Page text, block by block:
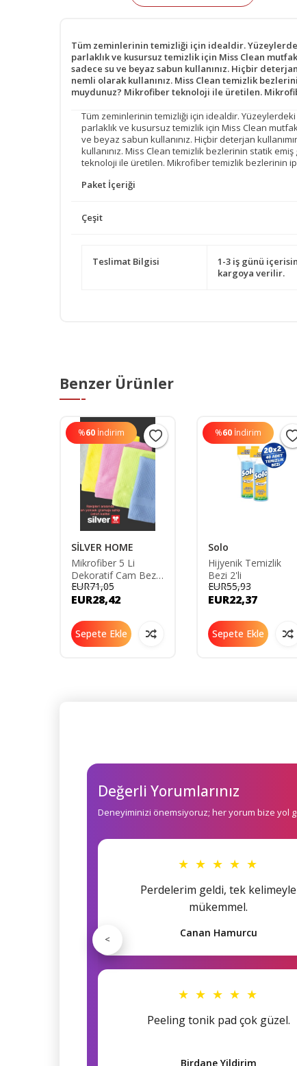
Tüm zeminlerinin temizliği için idealdir.
parlaklık ve kusursuz temizlik için Miss Clean
sadece su ve beyaz sabun kullanınız. Hiçbir
nemli olarak kullanınız. Miss Clean temizlik
muydunuz? Mikrofiber teknoloji ile üretilen.
Tüm zeminlerinin temizliği için idealdir. Yüzeylerdeki
parlaklık ve kusursuz temizlik için Miss Clean
ve beyaz sabun kullanınız. Hiçbir deterjan
kullanınız. Miss Clean temizlik bezlerinin statik
teknoloji ile üretilen. Mikrofiber temizlik bezlerinin
Paket İçeriği
Çeşit
Teslimat Bilgisi
1-3 iş günü
kargoya verilir.
Benzer Ürünler
%60 İndirim
SİLVER HOME
Mikrofiber 5 Li
Dekoratif Cam Bezi
42*68- Asorti
EUR71,05
EUR28,42
Sepete Ekle
%60 İndirim
Solo
Hijyenik Temizlik
Bezi 2'li
EUR55,93
EUR22,37
Sepete Ekle
Değerli Yorumlarınız
Deneyiminizi önemsiyoruz; her yorum bize yol
★ ★ ★ ★ ★
Perdelerim geldi, tek kelimeyle
mükemmel.
Canan Hamurcu
★ ★ ★ ★ ★
Peeling tonik pad çok güzel.
Birdane Yildirim
<